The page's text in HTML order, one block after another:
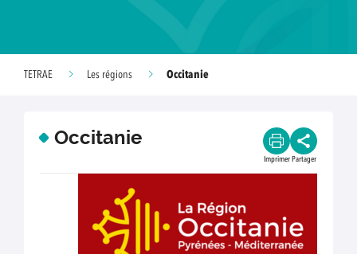
TETRAE Les régions Occitanie
Occitanie
Imprimer Partager